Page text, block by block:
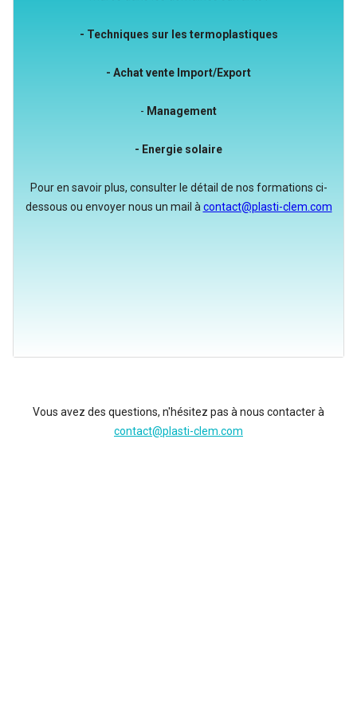
- Techniques sur les termoplastiques
- Achat vente Import/Export
- Management
- Energie solaire
Pour en savoir plus, consulter le détail de nos formations ci-
dessous ou envoyer nous un mail à contact@plasti-clem.com
Vous avez des questions, n'hésitez pas à nous contacter à
contact@plasti-clem.com